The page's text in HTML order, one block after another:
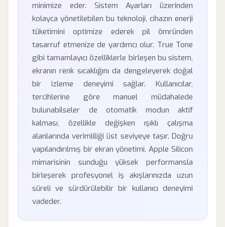
minimize eder. Sistem Ayarları üzerinden
kolayca yönetilebilen bu teknoloji, cihazın enerji
tüketimini optimize ederek pil ömründen
tasarruf etmenize de yardımcı olur. True Tone
gibi tamamlayıcı özelliklerle birleşen bu sistem,
ekranın renk sıcaklığını da dengeleyerek doğal
bir izleme deneyimi sağlar. Kullanıcılar,
tercihlerine göre manuel müdahalede
bulunabilseler de otomatik modun aktif
kalması, özellikle değişken ışıklı çalışma
alanlarında verimliliği üst seviyeye taşır. Doğru
yapılandırılmış bir ekran yönetimi, Apple Silicon
mimarisinin sunduğu yüksek performansla
birleşerek profesyonel iş akışlarınızda uzun
süreli ve sürdürülebilir bir kullanıcı deneyimi
vadeder.